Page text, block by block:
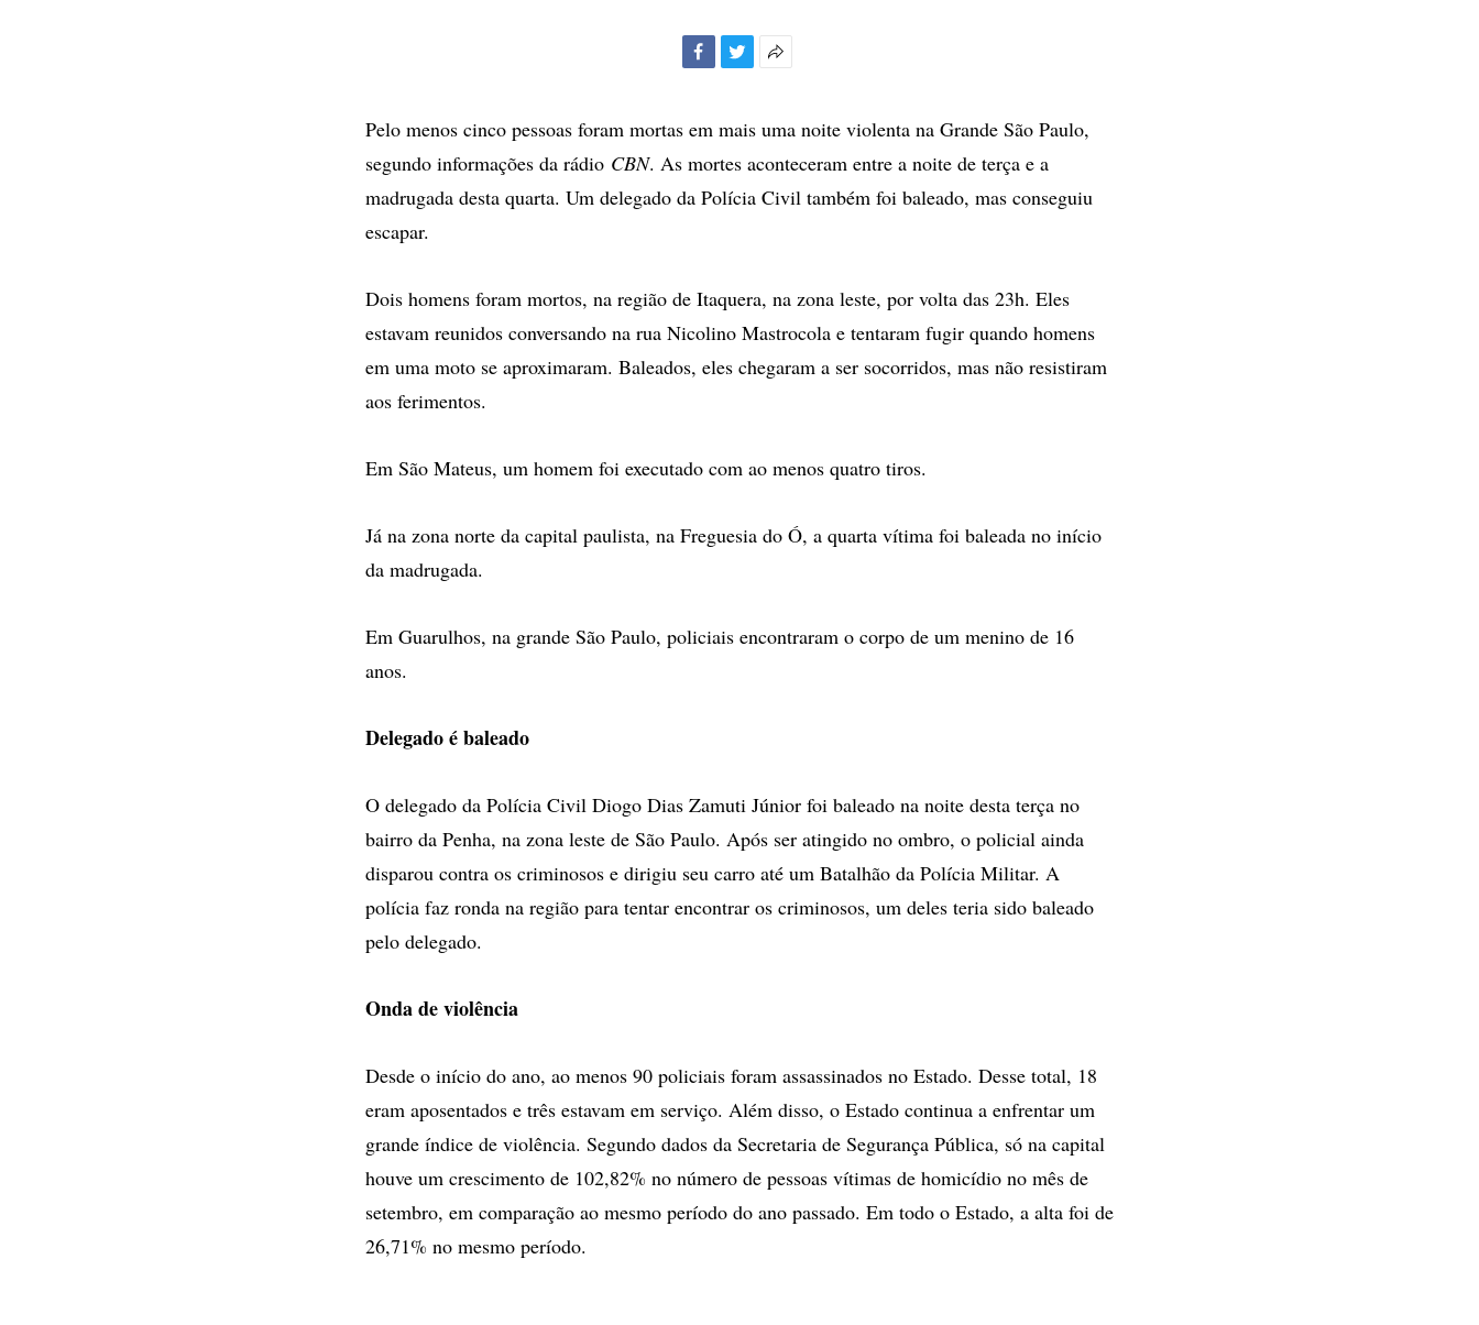
compartilhamento
Pelo menos cinco pessoas foram mortas em mais uma noite violenta na Grande São Paulo,
segundo informações da rádio CBN. As mortes aconteceram entre a noite de terça e a
madrugada desta quarta. Um delegado da Polícia Civil também foi baleado, mas conseguiu
escapar.
Dois homens foram mortos, na região de Itaquera, na zona leste, por volta das 23h. Eles
estavam reunidos conversando na rua Nicolino Mastrocola e tentaram fugir quando homens
em uma moto se aproximaram. Baleados, eles chegaram a ser socorridos, mas não resistiram
aos ferimentos.
Em São Mateus, um homem foi executado com ao menos quatro tiros.
Já na zona norte da capital paulista, na Freguesia do Ó, a quarta vítima foi baleada no início
da madrugada.
Em Guarulhos, na grande São Paulo, policiais encontraram o corpo de um menino de 16
anos.
Delegado é baleado
O delegado da Polícia Civil Diogo Dias Zamuti Júnior foi baleado na noite desta terça no
bairro da Penha, na zona leste de São Paulo. Após ser atingido no ombro, o policial ainda
disparou contra os criminosos e dirigiu seu carro até um Batalhão da Polícia Militar. A
polícia faz ronda na região para tentar encontrar os criminosos, um deles teria sido baleado
pelo delegado.
Onda de violência
Desde o início do ano, ao menos 90 policiais foram assassinados no Estado. Desse total, 18
eram aposentados e três estavam em serviço. Além disso, o Estado continua a enfrentar um
grande índice de violência. Segundo dados da Secretaria de Segurança Pública, só na capital
houve um crescimento de 102,82% no número de pessoas vítimas de homicídio no mês de
setembro, em comparação ao mesmo período do ano passado. Em todo o Estado, a alta foi de
26,71% no mesmo período.